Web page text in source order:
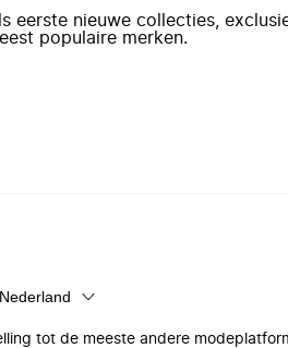
eerste nieuwe collecties,
populaire merken.
tot de meeste andere